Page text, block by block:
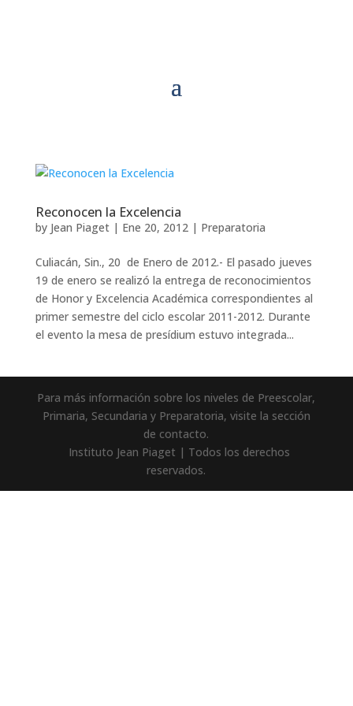
Reconocen la Excelencia
by Jean Piaget| Ene 20, 2012| Preparatoria
Culiacán, Sin., 20 de Enero de 2012.- El pasado jueves
19 de enero se realizó la entrega de reconocimientos
de Honor y Excelencia Académica correspondientes al
primer semestre del ciclo escolar 2011-2012. Durante
el evento la mesa de presídium estuvo integrada...
Para más información sobre los niveles de Preescolar,
Primaria, Secundaria y Preparatoria, visite la sección
de contacto.
Instituto Jean Piaget | Todos los derechos
reservados.